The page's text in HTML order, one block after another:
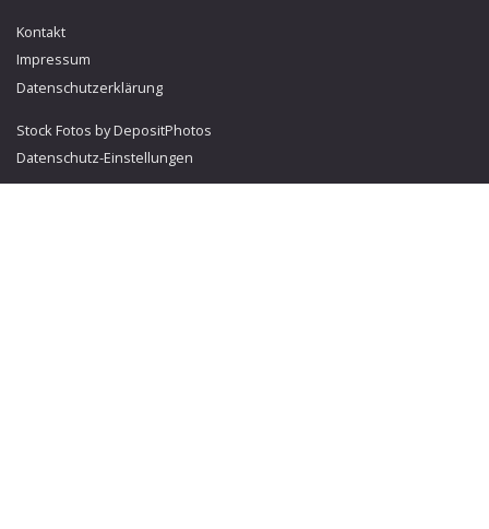
Kontakt
Impressum
Datenschutzerklärung
Stock Fotos by DepositPhotos
Datenschutz-Einstellungen